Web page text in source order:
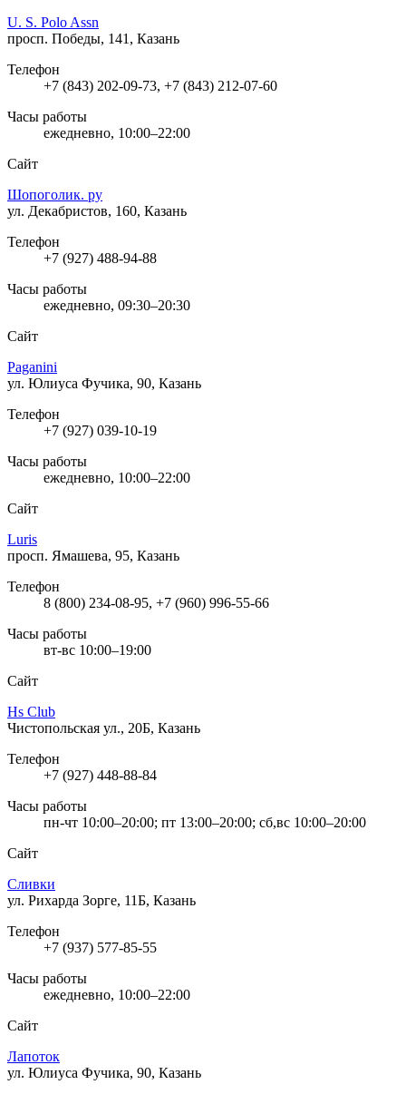
U. S. Polo Assn
просп. Победы, 141, Казань
Телефон
+7 (843) 202-09-73, +7 (843) 212-07-60
Часы работы
ежедневно, 10:00–22:00
Сайт
Шопоголик. ру
ул. Декабристов, 160, Казань
Телефон
+7 (927) 488-94-88
Часы работы
ежедневно, 09:30–20:30
Сайт
Paganini
ул. Юлиуса Фучика, 90, Казань
Телефон
+7 (927) 039-10-19
Часы работы
ежедневно, 10:00–22:00
Сайт
Luris
просп. Ямашева, 95, Казань
Телефон
8 (800) 234-08-95, +7 (960) 996-55-66
Часы работы
вт-вс 10:00–19:00
Сайт
Hs Club
Чистопольская ул., 20Б, Казань
Телефон
+7 (927) 448-88-84
Часы работы
пн-чт 10:00–20:00; пт 13:00–20:00; сб,вс 10:00–20:00
Сайт
Сливки
ул. Рихарда Зорге, 11Б, Казань
Телефон
+7 (937) 577-85-55
Часы работы
ежедневно, 10:00–22:00
Сайт
Лапоток
ул. Юлиуса Фучика, 90, Казань